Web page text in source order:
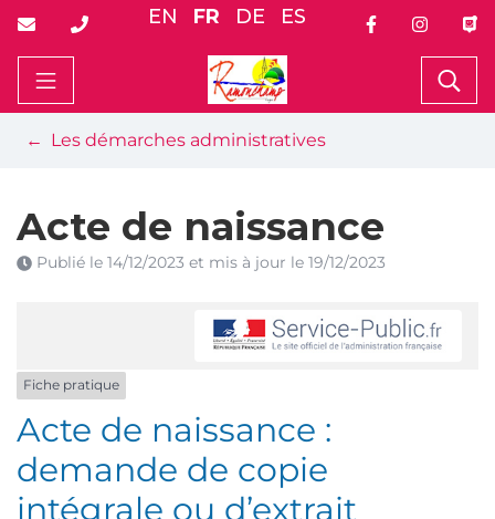
Aller
contenu
EN FR DE ES
Ramonchamp
Les démarches administratives
Acte de naissance
Publié le 14/12/2023 et mis à jour le 19/12/2023
Fiche pratique
Acte de naissance :
demande de copie
intégrale ou d’extrait